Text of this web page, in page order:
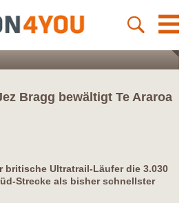
Bragg bewältigt Te Araroa
britische Ultratrail-Läufer die 3.030
Strecke als bisher schnellster